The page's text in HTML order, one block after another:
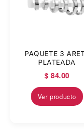
PAQUETE 3
PLATEADA
$ 84.00
Ver producto